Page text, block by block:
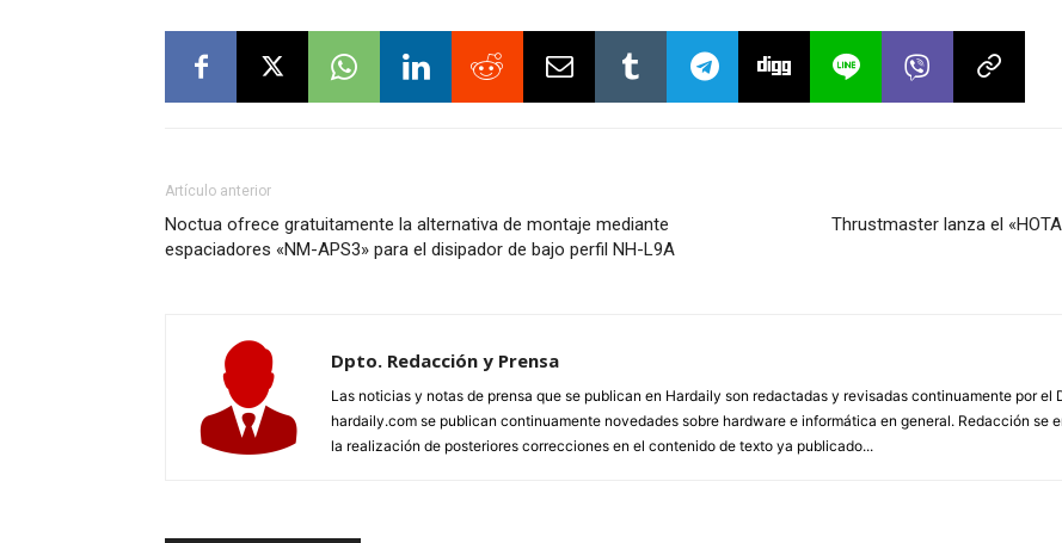
Artículo anterior
Noctua ofrece gratuitamente la alternativa de montaje mediante
espaciadores «NM-APS3» para el disipador de bajo perfil NH-L9A
Thrustmaster lanza el
Dpto. Redacción y Prensa
Las noticias y notas de prensa que se publican en Hardaily son redactadas y revisadas continuamente por el
hardaily.com se publican continuamente novedades sobre hardware e informática en general. Redacción se
la realización de posteriores correcciones en el contenido de texto ya publicado...